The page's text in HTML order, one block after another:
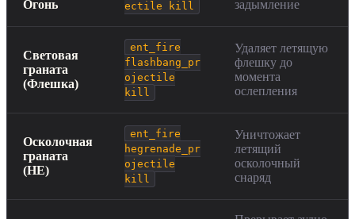
Огонь
ectile kill
задымление
Световая
граната
(Флешка)
ent_fire
flashbang_pr
ojectile
kill
Удаляет летящую
флешку до
момента
ослепления
Осколочная
граната
(HE)
ent_fire
hegrenade_pr
ojectile
kill
Уничтожает
летящий
осколочный
снаряд